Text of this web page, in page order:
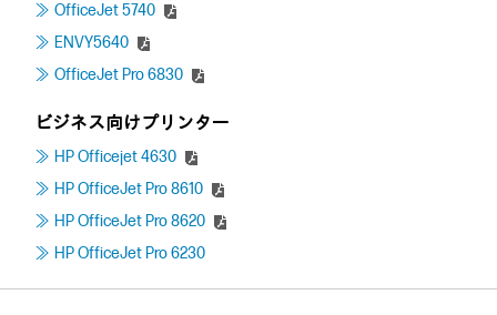
OfficeJet 5740
ENVY5640
OfficeJet Pro 6830
ビジネス向けプリンター
HP Officejet 4630
HP OfficeJet Pro 8610
HP OfficeJet Pro 8620
HP OfficeJet Pro 6230